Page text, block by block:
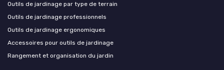
Outils de jardinage par type de terrain
Outils de jardinage professionnels
Outils de jardinage ergonomiques
Accessoires pour outils de jardinage
Rangement et organisation du jardin